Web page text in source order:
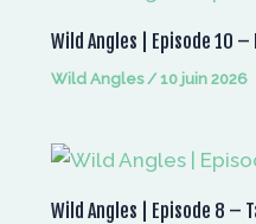
Wild Angles | Episode 10 –
Wild Angles/10 juin 2026
Wild Angles | Episode 8 –